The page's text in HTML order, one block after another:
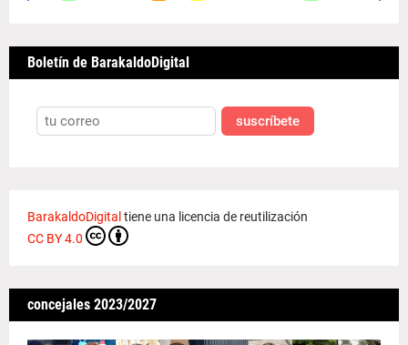
Boletín de BarakaldoDigital
suscríbete
BarakaldoDigital tiene una licencia de reutilización
CC BY 4.0
concejales 2023/2027